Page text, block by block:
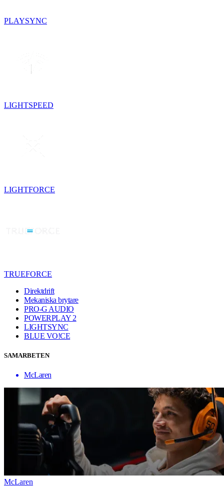
PLAYSYNC
LIGHTSPEED
LIGHTFORCE
TRUEFORCE
Direktdrift
Mekaniska brytare
PRO-G AUDIO
POWERPLAY 2
LIGHTSYNC
BLUE VO!CE
SAMARBETEN
McLaren
McLaren